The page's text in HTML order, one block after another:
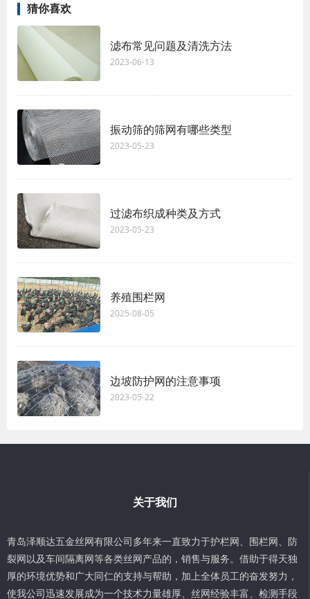
猜你喜欢
滤布常见问题及清洗方法
2023-06-13
振动筛的筛网有哪些类型
2023-05-23
过滤布织成种类及方式
2023-05-23
养殖围栏网
2025-08-05
边坡防护网的注意事项
2023-05-22
关于我们
青岛泽顺达五金丝网有限公司多年来一直致力于护栏网、围栏网、防
裂网以及车间隔离网等各类丝网产品的，销售与服务。借助于得天独
厚的环境优势和广大同仁的支持与帮助，加上全体员工的奋发努力，
使我公司迅速发展成为一个技术力量雄厚、丝网经验丰富、检测手段